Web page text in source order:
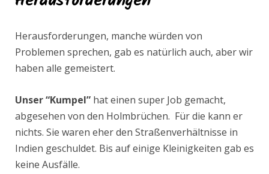
Herausforderungen, manche würden von
Problemen sprechen, gab es natürlich auch, aber wir
haben alle gemeistert.
Unser “Kumpel” hat einen super Job gemacht,
abgesehen von den Holmbrüchen. Für die kann er
nichts. Sie waren eher den Straßenverhältnisse in
Indien geschuldet. Bis auf einige Kleinigkeiten gab es
keine Ausfälle.